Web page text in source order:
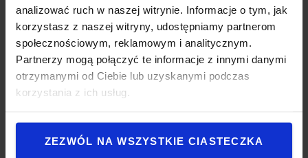
analizować ruch w naszej witrynie. Informacje o tym, jak
korzystasz z naszej witryny, udostępniamy partnerom
społecznościowym, reklamowym i analitycznym.
Partnerzy mogą połączyć te informacje z innymi danymi
otrzymanymi od Ciebie lub uzyskanymi podczas
korzystania z ich usług.
ZEZWÓL NA WSZYSTKIE CIASTECZKA
Wózki automatyczne
Wiele firm korzysta z rozwiązań umożliwiających
automatyzację procesów transportowych.
Oferowana przez nas gama zautomatyzowanych
wózków i transporterów wykorzystuje
przyczyniające się do wzrostu poziomu wydajności
kosztowej i energetycznej operacji transportowych.